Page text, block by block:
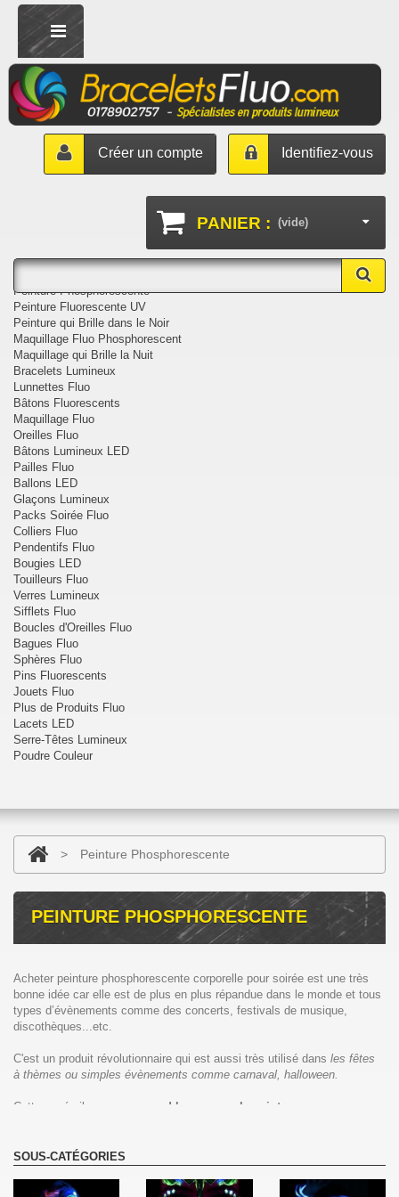
Peinture Phosphorescente
Peinture Fluorescente UV
Peinture qui Brille dans le Noir
Maquillage Fluo Phosphorescent
Maquillage qui Brille la Nuit
Bracelets Lumineux
Lunnettes Fluo
Bâtons Fluorescents
Maquillage Fluo
Oreilles Fluo
Bâtons Lumineux LED
Pailles Fluo
Ballons LED
Glaçons Lumineux
Packs Soirée Fluo
Colliers Fluo
Pendentifs Fluo
Bougies LED
Touilleurs Fluo
Verres Lumineux
Sifflets Fluo
Boucles d'Oreilles Fluo
Bagues Fluo
Sphères Fluo
Pins Fluorescents
Jouets Fluo
Plus de Produits Fluo
Lacets LED
Serre-Têtes Lumineux
Poudre Couleur
Identifiez-vous
Créer un compte
PANIER : (vide)
> Peinture Phosphorescente
PEINTURE PHOSPHORESCENTE
Acheter peinture phosphorescente corporelle pour soirée est une très
bonne idée car elle est de plus en plus répandue dans le monde et tous
types d’évènements comme des concerts, festivals de musique,
discothèques...etc.
C'est un produit révolutionnaire qui est aussi très utilisé dans les fêtes
à thèmes ou simples évènements comme carnaval, halloween.
Cette année il y a eu un
grand boom avec la peinture
summer parties car la peinture luminescente c’est un produit très
SOUS-CATÉGORIES